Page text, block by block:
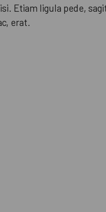
Etiam ligula pede,
erat.